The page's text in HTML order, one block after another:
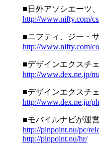
■日外アソシエーツ
http://www.nifty.com/
■ニフティ、ジー・
http://www.nifty.com/
■デザインエクスチ
http://www.dex.ne.jp/
■デザインエクスチ
http://www.dex.ne.jp/
■モバイルナビが運
http://pinpoint.nu/pc/
http://pinpoint.nu/hr/